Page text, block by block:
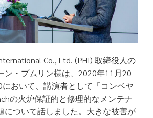
Co., Ltd. (PHI) 取締役人の
ン・プムリン様は、2020年11月20
おいて、講演者として「コンベヤ
の火炉保証的と修理的なメンテナ
について話しました。大きな被害が